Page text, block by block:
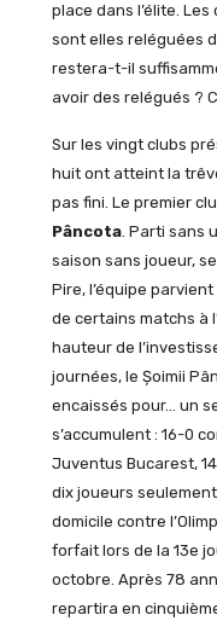
place dans l’élite.
sont elles reléguées
restera-t-il
avoir des relégués ?
Sur les vingt clubs
huit ont atteint la
pas fini. Le premier
Pâncota. Parti sans
saison sans joueur,
Pire, l’équipe
de certains matchs à
hauteur de
journées, le Șoimii
encaissés pour… un
s’accumulent : 16-0
Juventus Bucarest,
dix joueurs
domicile contre
forfait lors de la 13e
octobre. Après 78
repartira en